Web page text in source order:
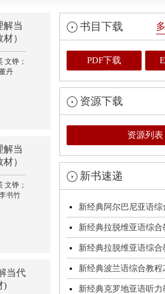
书目下载
PDF下载
资源下载
资源列表
新书速递
新经典阿尔巴尼亚语综
新经典拉脱维亚语综合
新经典拉脱维亚语综合
新经典波兰语综合教程
新经典克罗地亚语听力
解当
）
文铮；
丹
解当
）
文铮；
书竹
当代
)